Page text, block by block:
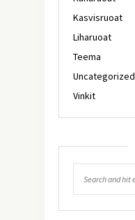
Kasvisruoat
Liharuoat
Teema
Uncategorized
Vinkit